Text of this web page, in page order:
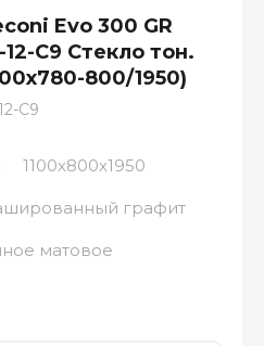
Evo 300 GR
12-C9 Стекло тон.
800/1950)
C9
1100х800х1950
графит
матовое